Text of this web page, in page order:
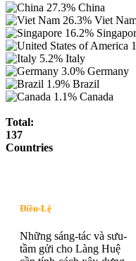
27.3% China
26.3% Viet
16.2%
5.2% Italy
3.0% Germany
1.9% Brazil
1.1% Canada
Total:
137
Countries
Điều-Lệ
Những sáng-tác và sưu-
tầm gửi cho Làng Huệ